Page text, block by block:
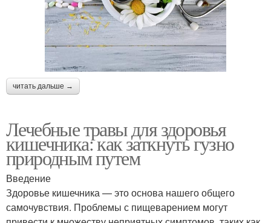
читать дальше →
Лечебные травы для здоровья
кишечника: как заткнуть гузно
природным путем
Введение
Здоровье кишечника — это основа нашего общего
самочувствия. Проблемы с пищеварением могут